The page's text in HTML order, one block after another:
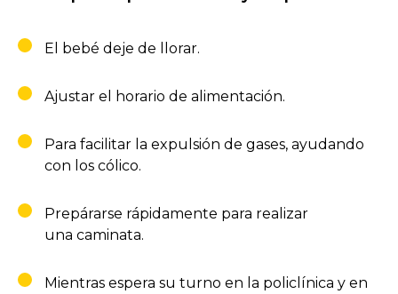
El bebé deje de llorar.
Ajustar el horario de alimentación.
Para facilitar la expulsión de gases, ayudando
con los cólico.
Prepárarse rápidamente para realizar
una caminata.
Mientras espera su turno en la policlínica y en